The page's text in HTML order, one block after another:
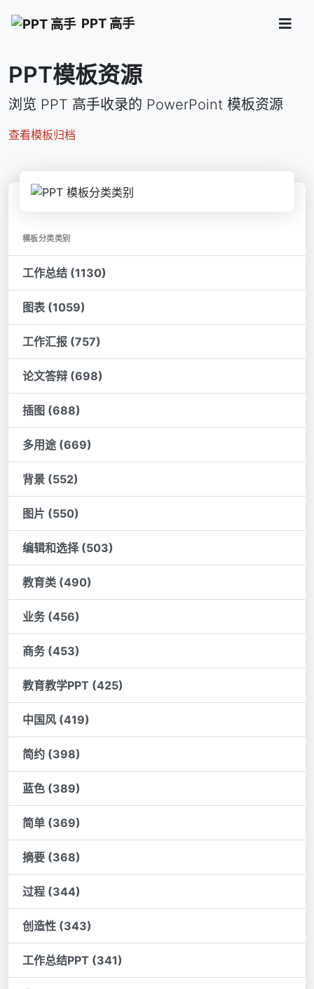
PPT 高手
PPT模板资源
浏览 PPT 高手收录的 PowerPoint 模板资源
查看模板归档
模板分类类别
工作总结 (1130)
图表 (1059)
工作汇报 (757)
论文答辩 (698)
插图 (688)
多用途 (669)
背景 (552)
图片 (550)
编辑和选择 (503)
教育类 (490)
业务 (456)
商务 (453)
教育教学PPT (425)
中国风 (419)
简约 (398)
蓝色 (389)
简单 (369)
摘要 (368)
过程 (344)
创造性 (343)
工作总结PPT (341)